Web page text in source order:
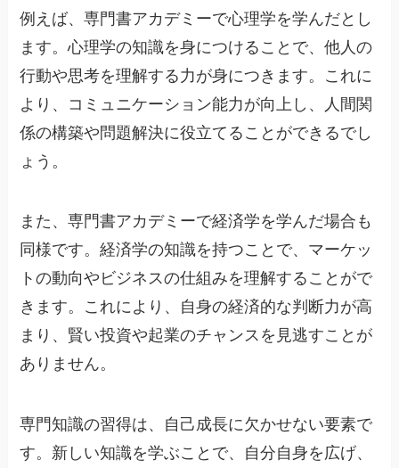
例えば、専門書アカデミーで心理学を学んだとし
ます。心理学の知識を身につけることで、他人の
行動や思考を理解する力が身につきます。これに
より、コミュニケーション能力が向上し、人間関
係の構築や問題解決に役立てることができるでし
ょう。
また、専門書アカデミーで経済学を学んだ場合も
同様です。経済学の知識を持つことで、マーケッ
トの動向やビジネスの仕組みを理解することがで
きます。これにより、自身の経済的な判断力が高
まり、賢い投資や起業のチャンスを見逃すことが
ありません。
専門知識の習得は、自己成長に欠かせない要素で
す。新しい知識を学ぶことで、自分自身を広げ、